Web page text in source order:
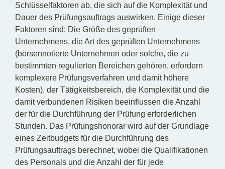
Schlüsselfaktoren ab, die sich auf die Komplexität und
Dauer des Prüfungsauftrags auswirken. Einige dieser
Faktoren sind: Die Größe des geprüften
Unternehmens, die Art des geprüften Unternehmens
(börsennotierte Unternehmen oder solche, die zu
bestimmten regulierten Bereichen gehören, erfordern
komplexere Prüfungsverfahren und damit höhere
Kosten), der Tätigkeitsbereich, die Komplexität und die
damit verbundenen Risiken beeinflussen die Anzahl
der für die Durchführung der Prüfung erforderlichen
Stunden. Das Prüfungshonorar wird auf der Grundlage
eines Zeitbudgets für die Durchführung des
Prüfungsauftrags berechnet, wobei die Qualifikationen
des Personals und die Anzahl der für jede